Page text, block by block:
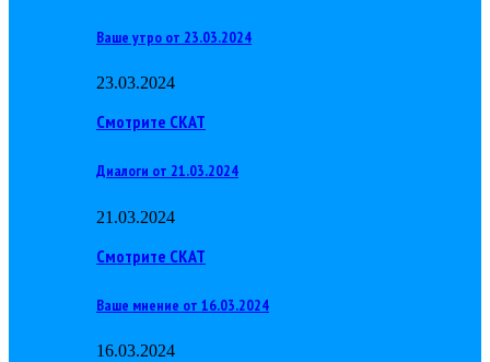
Ваше утро от 23.03.2024
23.03.2024
Смотрите СКАТ
Диалоги от 21.03.2024
21.03.2024
Смотрите СКАТ
Ваше мнение от 16.03.2024
16.03.2024